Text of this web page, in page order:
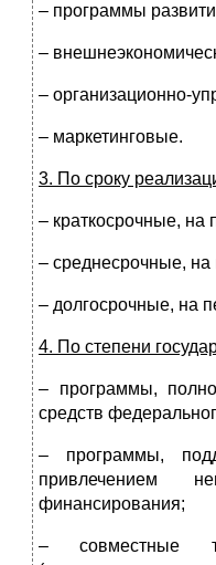
– программы
–
– организационно-
– маркетинговые.
3. По сроку
– краткосрочные, на
– среднесрочные,
– долгосрочные, на
4. По степени
– программы,
средств
– программы,
привлечением
финансирования;
– совместные